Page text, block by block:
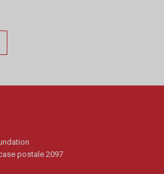
postale 2097